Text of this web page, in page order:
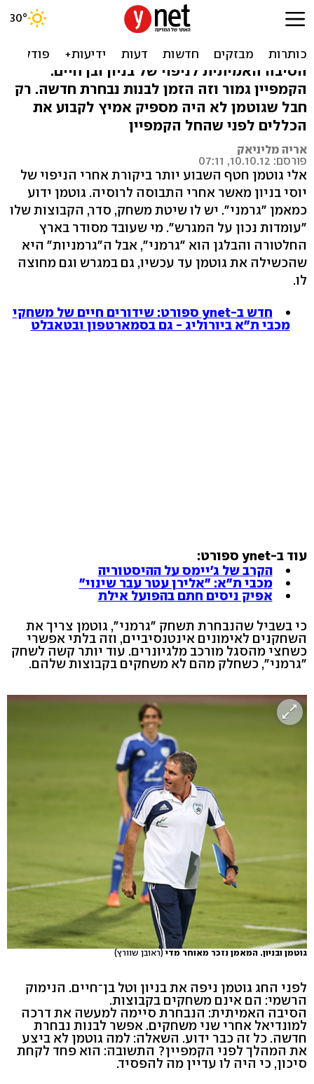
מי שמאמין לא מזגזג / על
נבחרת ישראל
הסיבה האמיתית לניפוי של בניון ובן חיים:
הקמפיין גמור וזה הזמן לבנות נבחרת חדשה. רק
חבל שגוטמן לא היה מספיק אמיץ לקבוע את
הכללים לפני שהחל הקמפיין
אריה מליניאק
פורסם: 10.10.12, 07:11
אלי גוטמן חטף השבוע יותר ביקורת אחרי הניפוי של
יוסי בניון מאשר אחרי התבוסה לרוסיה. גוטמן ידוע
כמאמן "גרמני". יש לו שיטת משחק, סדר, הקבוצות שלו
"עומדות נכון על המגרש". מי שעובד מסודר בארץ
החלטורה והבלגן הוא "גרמני", אבל ה"גרמניות" היא
שהכשילה את גוטמן עד עכשיו, גם במגרש וגם מחוצה
לו.
חדש ב-ynet ספורט: שידורים חיים של משחקי
מכבי ת״א ביורוליג - גם בסמארטפון ובטאבלט
עוד ב-ynet ספורט:
הקרב של ג'יימס על ההיסטוריה
מכבי ת"א: "אלירן עטר עבר שינוי"
אפיק ניסים חתם בהפועל אילת
כי בשביל שהנבחרת תשחק "גרמני", גוטמן צריך את
השחקנים לאימונים אינטנסיביים, וזה בלתי אפשרי
כשחצי מהסגל מורכב מלגיונרים. עוד יותר קשה לשחק
"גרמני", כשחלק מהם לא משחקים בקבוצות שלהם.
גוטמן ובניון. המאמן נזכר מאוחר מדי (ראובן שוורץ)
לפני החג גוטמן ניפה את בניון וטל בן־חיים. הנימוק
הרשמי: הם אינם משחקים בקבוצות.
הסיבה האמיתית: הנבחרת סיימה למעשה את דרכה
למונדיאל אחרי שני משחקים. אפשר לבנות נבחרת
חדשה. כל זה כבר ידוע. השאלה: למה גוטמן לא ביצע
את המהלך לפני הקמפיין? התשובה: הוא פחד לקחת
סיכון, כי היה לו עדיין מה להפסיד.